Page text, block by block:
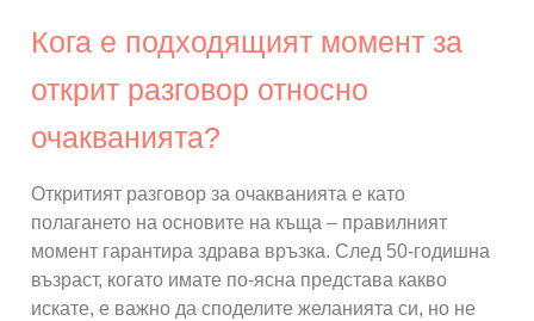
Кога е подходящият момент за
открит разговор относно
очакванията?
Откритият разговор за очакванията е като
полагането на основите на къща – правилният
момент гарантира здрава връзка. След 50-годишна
възраст, когато имате по-ясна представа какво
искате, е важно да споделите желанията си, но не